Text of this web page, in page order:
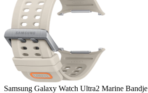
Samsung Galaxy Watch Ultra2 Marine Bandje